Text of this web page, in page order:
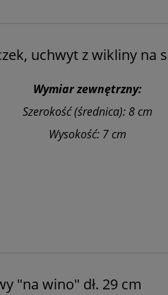
uchwyt z wikliny na
Wymiar zewnętrzny:
Szerokość (średnica): 8 cm
Wysokość: 7 cm
"na wino" dł. 29 cm